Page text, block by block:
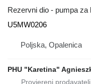
Rezervni dio - pumpa za
U5MW0206
Poljska, Opalenica
PHU "Karetina"